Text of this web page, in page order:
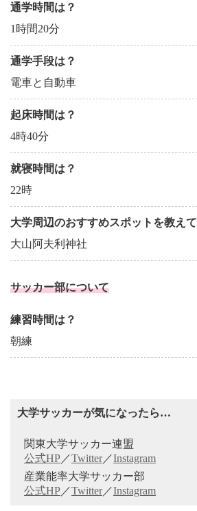
通学時間は？
1時間20分
通学手段は？
電車と自動車
起床時間は？
4時40分
就寝時間は？
22時
大学周辺のおすすめスポットを教えて
大山阿夫利神社
サッカー部について
練習時間は？
朝練
大学サッカーが気になったら…
関東大学サッカー連盟
公式HP ／Twitter／Instagram
産業能率大学サッカー部
公式HP ／Twitter／Instagram